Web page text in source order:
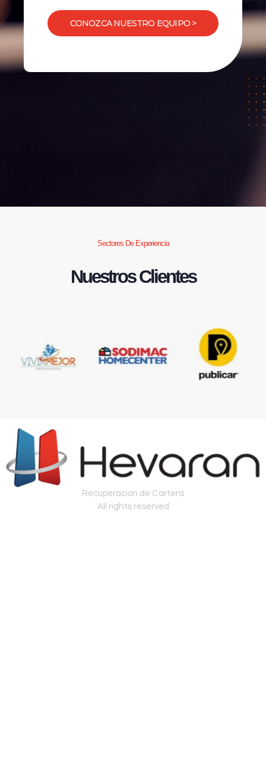
CONOZCA NUESTRO EQUIPO >
Sectores De Experiencia
Nuestros Clientes
Recuperación de Cartera
All rights reserved